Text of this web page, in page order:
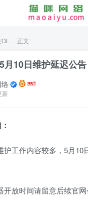
正文
月10日维护延迟公告
新
工作内容较多，5月10
放时间请留意后续官网